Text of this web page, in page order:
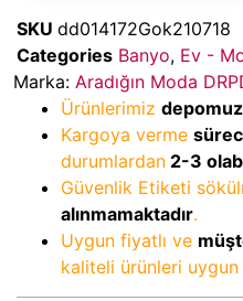
SKU dd014172Gok210718
Categories Banyo, Ev -
Marka: Aradığın Moda
Ürünlerimiz
Kargoya verme
durumlardan 2-3
Güvenlik Etiketi
alınmamaktadır.
Uygun fiyatlı ve
kaliteli ürünleri uygun